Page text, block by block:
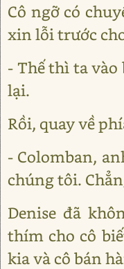
Cô ngỡ có
xin lỗi trước
- Thế thì ta
lại.
Rồi, quay về
- Colomban,
chúng tôi.
Denise đã
thím cho cô
kia và cô bán